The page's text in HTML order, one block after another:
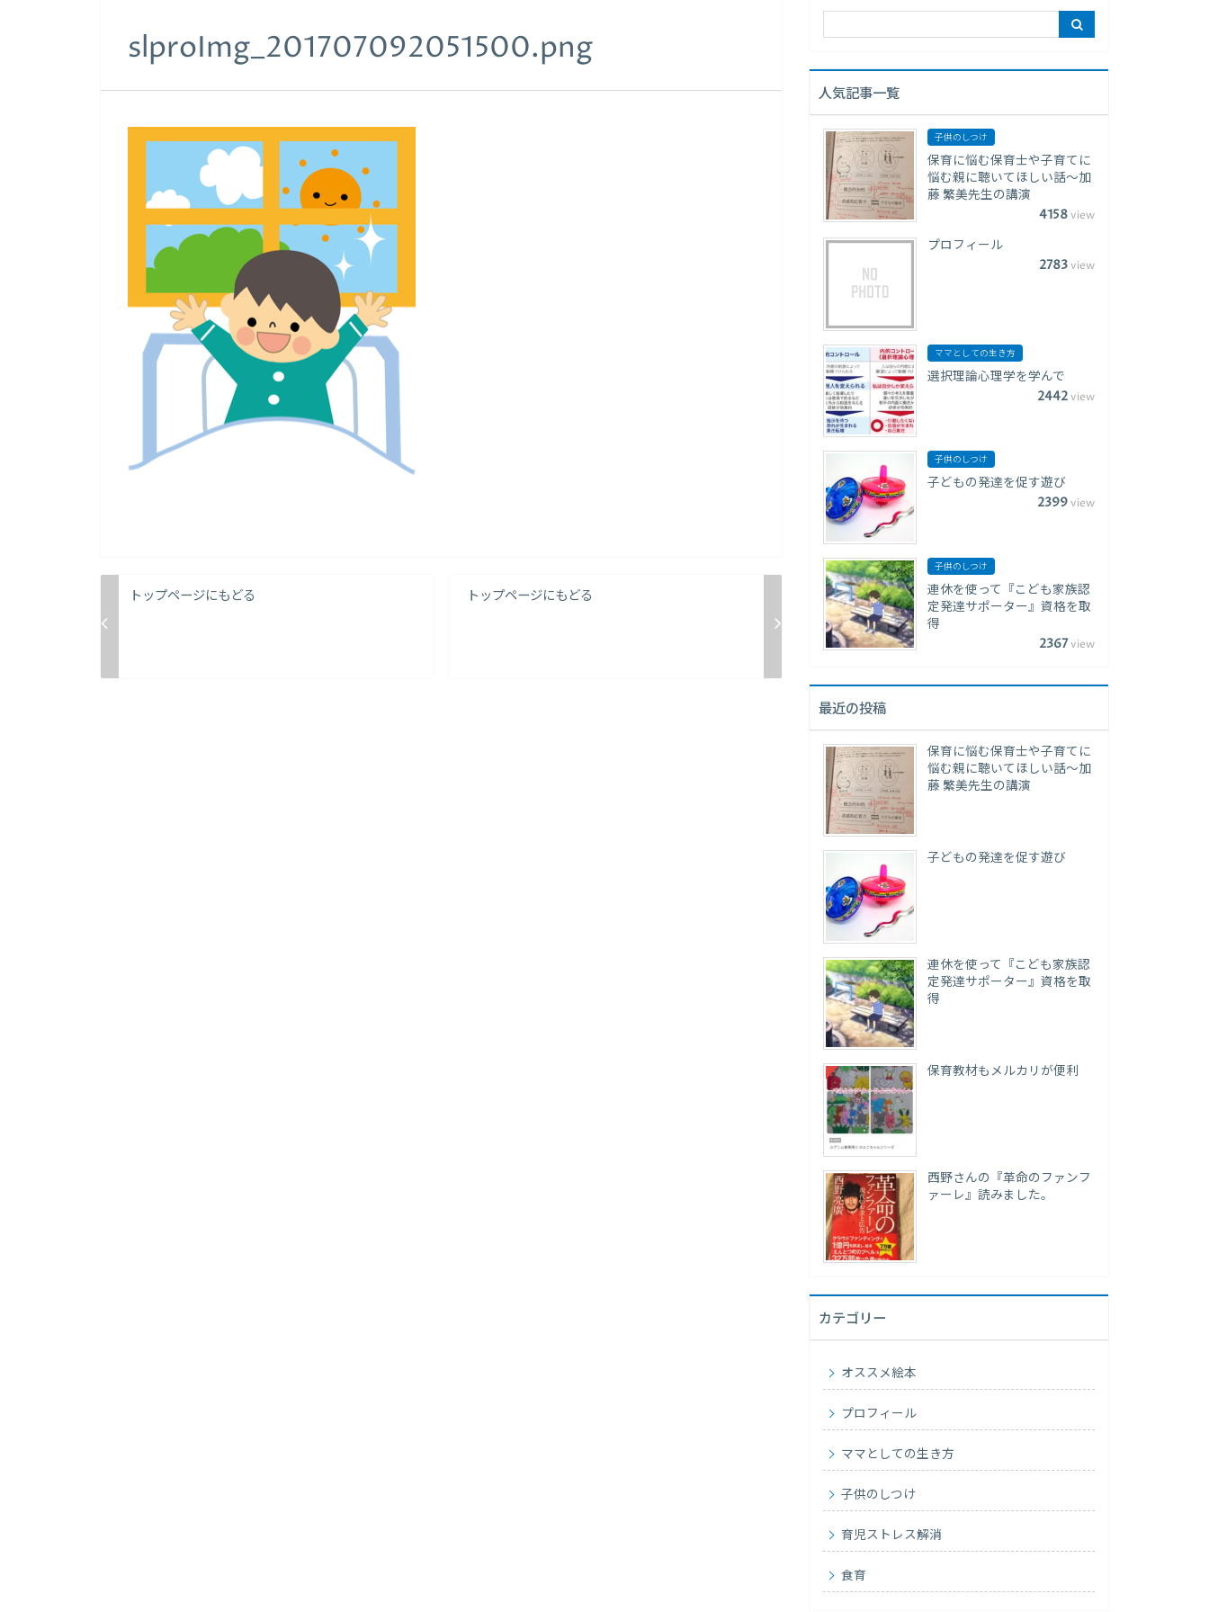
slproImg_201707092051500.png
トップページにもどる トップページにもどる
人気記事一覧
子供のしつけ
保育に悩む保育士や子育てに
悩む親に聴いてほしい話〜加
藤 繁美先生の講演
4158view
プロフィール
2783view
ママとしての生き方
選択理論心理学を学んで
2442view
子供のしつけ
子どもの発達を促す遊び
2399view
子供のしつけ
連休を使って『こども家族認
定発達サポーター』資格を取
得
2367view
最近の投稿
保育に悩む保育士や子育てに
悩む親に聴いてほしい話〜加
藤 繁美先生の講演
子どもの発達を促す遊び
連休を使って『こども家族認
定発達サポーター』資格を取
得
保育教材もメルカリが便利
西野さんの『革命のファンフ
ァーレ』読みました。
カテゴリー
オススメ絵本
プロフィール
ママとしての生き方
子供のしつけ
育児ストレス解消
食育